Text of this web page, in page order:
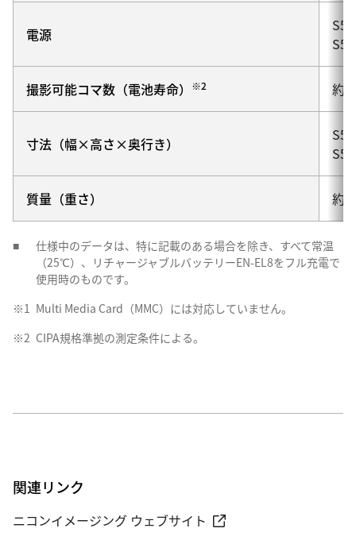
電源
撮影可能コマ数（電池寿命） ※2 約
寸法（幅×高さ×奥行き）
質量（重さ） 約
■
仕様中のデータは、特に記載のある場合を除き、すべて常温
（25℃）、リチャージャブルバッテリーEN-EL8をフル充電で
使用時のものです。
※1 Multi Media Card（MMC）には対応していません。
※2 CIPA規格準拠の測定条件による。
関連リンク
ニコンイメージング ウェブサイト